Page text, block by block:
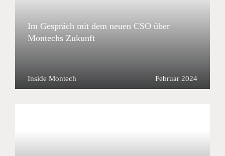
Im Gespräch mit dem neuen CSO über
Montechs Zukunft
Februar 2024
Inside Montech